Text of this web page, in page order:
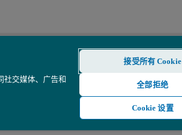
社交媒体、广告和
接受所有 Cookie
全部拒绝
Cookie 设置